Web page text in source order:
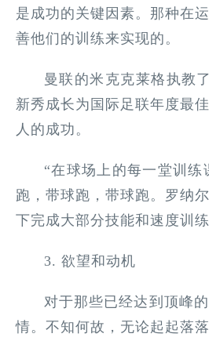
是成功的关键因素。那种在
善他们的训练来实现的。
曼联的米克克莱格执教
新秀成长为国际足联年度最
人的成功。
“在球场上的每一堂训
跑，带球跑，带球跑。罗纳
下完成大部分技能和速度训
3. 欲望和动机
对于那些已经达到顶峰
情。不知何故，无论起起落